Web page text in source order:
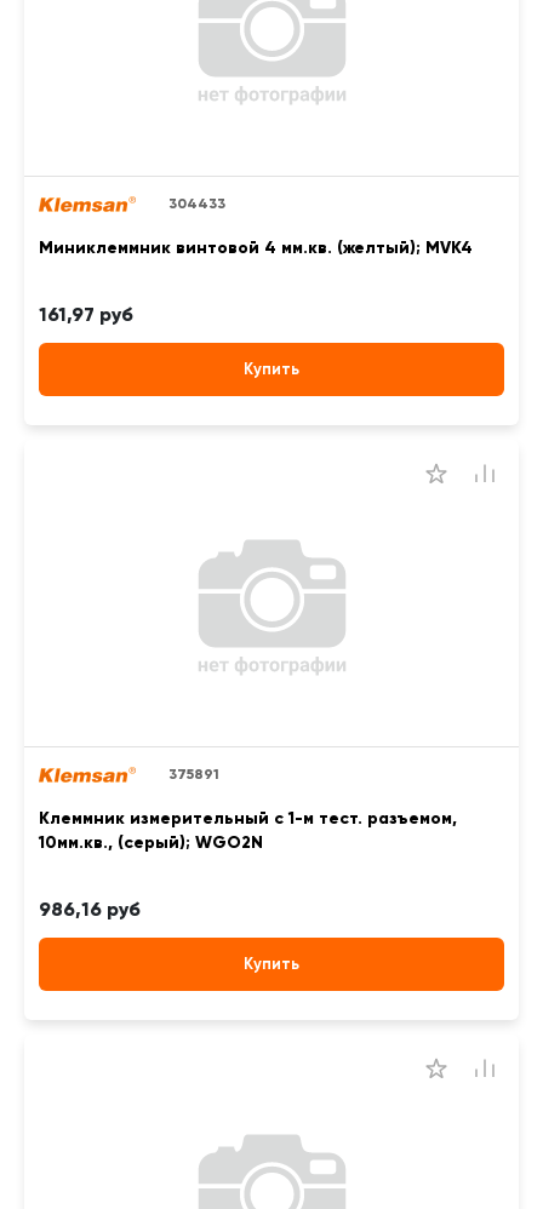
304433
Миниклеммник винтовой 4 мм.кв. (желтый); MVK4
161,97 руб
Купить
375891
Клеммник измерительный с 1-м тест. разъемом,
10мм.кв., (серый); WGO2N
986,16 руб
Купить